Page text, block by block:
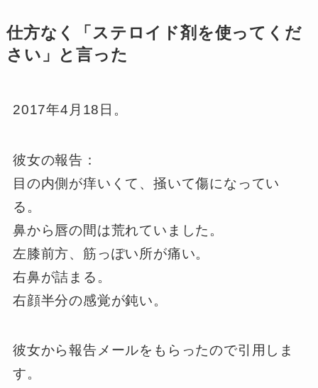
仕方なく「ステロイド剤を使ってくだ
さい」と言った
2017年4月18日。
彼女の報告：
目の内側が痒いくて、掻いて傷になってい
る。
鼻から唇の間は荒れていました。
左膝前方、筋っぽい所が痛い。
右鼻が詰まる。
右顔半分の感覚が鈍い。
彼女から報告メールをもらったので引用しま
す。